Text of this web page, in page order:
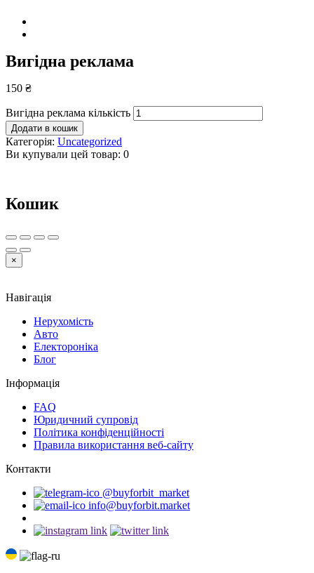
Вигідна реклама
150 ₴
Вигідна реклама кількість
Додати в кошик
Категорія: Uncategorized
Ви купували цей товар: 0
Кошик
×
Навігація
Нерухомість
Авто
Електороніка
Блог
Інформація
FAQ
Юридичний супровід
Політика конфіденційності
Правила використання веб-сайту
Контакти
@buyforbit_market
info@buyforbit.market